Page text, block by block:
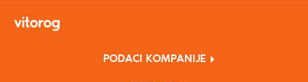
PODACI KOMPANIJE